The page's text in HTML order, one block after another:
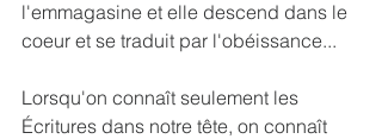
l'emmagasine et elle descend dans le
coeur et se traduit par l'obéissance...
Lorsqu'on connaît seulement les
Écritures dans notre tête, on connaît